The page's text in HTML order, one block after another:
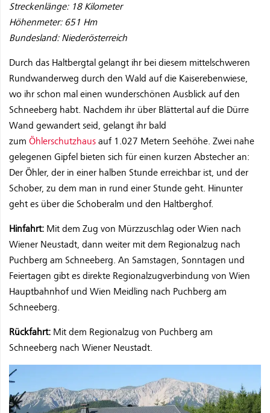
Streckenlänge: 18 Kilometer
Höhenmeter: 651 Hm
Bundesland: Niederösterreich
Durch das Haltbergtal gelangt ihr bei diesem mittelschweren
Rundwanderweg durch den Wald auf die Kaiserebenwiese,
wo ihr schon mal einen wunderschönen Ausblick auf den
Schneeberg habt. Nachdem ihr über Blättertal auf die Dürre
Wand gewandert seid, gelangt ihr bald
zum Öhlerschutzhaus auf 1.027 Metern Seehöhe. Zwei nahe
gelegenen Gipfel bieten sich für einen kurzen Abstecher an:
Der Öhler, der in einer halben Stunde erreichbar ist, und der
Schober, zu dem man in rund einer Stunde geht. Hinunter
geht es über die Schoberalm und den Haltberghof.
Hinfahrt: Mit dem Zug von Mürzzuschlag oder Wien nach
Wiener Neustadt, dann weiter mit dem Regionalzug nach
Puchberg am Schneeberg. An Samstagen, Sonntagen und
Feiertagen gibt es direkte Regionalzugverbindung von Wien
Hauptbahnhof und Wien Meidling nach Puchberg am
Schneeberg.
Rückfahrt: Mit dem Regionalzug von Puchberg am
Schneeberg nach Wiener Neustadt.